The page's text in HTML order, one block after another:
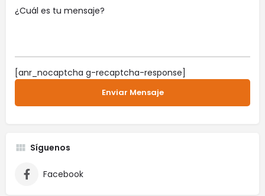
[anr_nocaptcha g-recaptcha-response]
Síguenos
Facebook